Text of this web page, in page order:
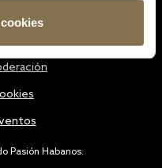
Pasión Habanos.